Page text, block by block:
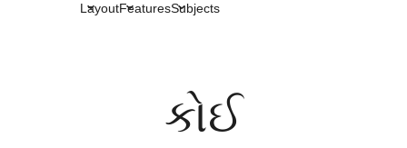
LayoutFeaturesSubjects
કોઈ